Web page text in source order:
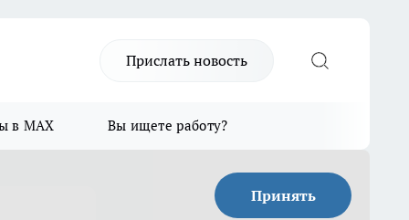
Прислать новость
в MAX Вы ищете работу?
Принять